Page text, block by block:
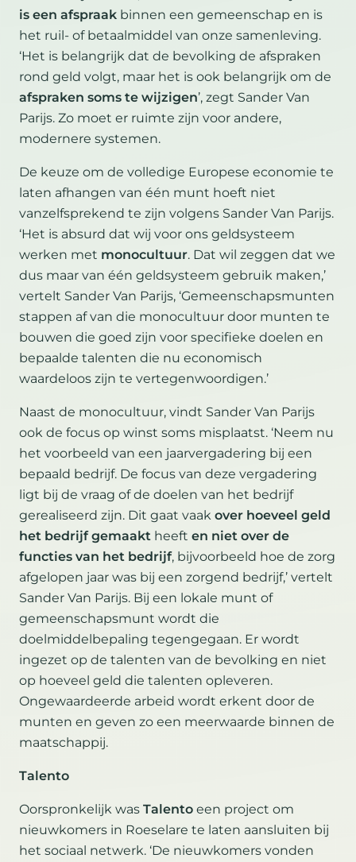
is een afspraak binnen een gemeenschap en is
het ruil- of betaalmiddel van onze samenleving.
‘Het is belangrijk dat de bevolking de afspraken
rond geld volgt, maar het is ook belangrijk om de
afspraken soms te wijzigen’, zegt Sander Van
Parijs. Zo moet er ruimte zijn voor andere,
modernere systemen.
De keuze om de volledige Europese economie te
laten afhangen van één munt hoeft niet
vanzelfsprekend te zijn volgens Sander Van Parijs.
‘Het is absurd dat wij voor ons geldsysteem
werken met monocultuur. Dat wil zeggen dat we
dus maar van één geldsysteem gebruik maken,’
vertelt Sander Van Parijs, ‘Gemeenschapsmunten
stappen af van die monocultuur door munten te
bouwen die goed zijn voor specifieke doelen en
bepaalde talenten die nu economisch
waardeloos zijn te vertegenwoordigen.’
Naast de monocultuur, vindt Sander Van Parijs
ook de focus op winst soms misplaatst. ‘Neem nu
het voorbeeld van een jaarvergadering bij een
bepaald bedrijf. De focus van deze vergadering
ligt bij de vraag of de doelen van het bedrijf
gerealiseerd zijn. Dit gaat vaak over hoeveel geld
het bedrijf gemaakt heeft en niet over de
functies van het bedrijf, bijvoorbeeld hoe de zorg
afgelopen jaar was bij een zorgend bedrijf,’ vertelt
Sander Van Parijs. Bij een lokale munt of
gemeenschapsmunt wordt die
doelmiddelbepaling tegengegaan. Er wordt
ingezet op de talenten van de bevolking en niet
op hoeveel geld die talenten opleveren.
Ongewaardeerde arbeid wordt erkent door de
munten en geven zo een meerwaarde binnen de
maatschappij.
Talento
Oorspronkelijk was Talento een project om
nieuwkomers in Roeselare te laten aansluiten bij
het sociaal netwerk. ‘De nieuwkomers vonden